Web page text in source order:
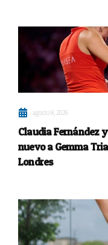
agosto 8, 2026
Claudia Fernández
nuevo a Gemma
Londres